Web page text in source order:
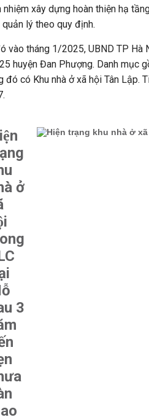
nhiệm xây dựng hoàn thiện hạ
lý theo quy định.
vào tháng 1/2025, UBND TP
huyện Đan Phượng. Danh mục
đó có Khu nhà ở xã hội Tân
ở
3